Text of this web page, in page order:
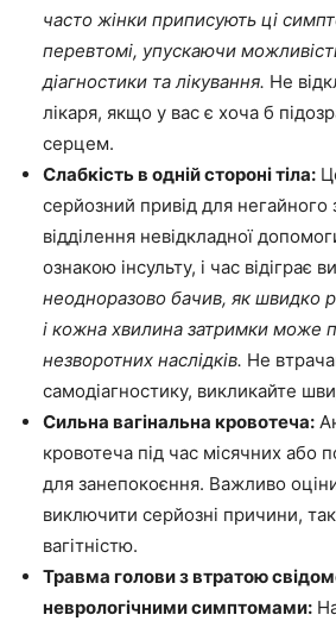
часто жінки приписують ці
перевтомі, упускаючи
діагностики та лікування. Не
лікаря, якщо у вас є хоча б
серцем.
Слабкість в одній стороні тіла:
серйозний привід для негайного
відділення невідкладної
ознакою інсульту, і час відіграє
неодноразово бачив, як швидко
і кожна хвилина затримки може
незворотних наслідків. Не
самодіагностику, викликайте
Сильна вагінальна кровотеча:
кровотеча під час місячних або
для занепокоєння. Важливо
виключити серйозні причини,
вагітністю.
Травма голови з втратою
неврологічними симптомами: